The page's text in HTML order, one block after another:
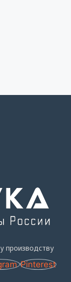
производству
Pinterest